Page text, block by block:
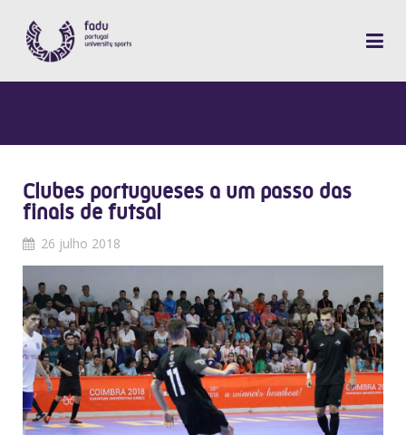
Clubes portugueses a um passo das
finais de futsal
26 julho 2018